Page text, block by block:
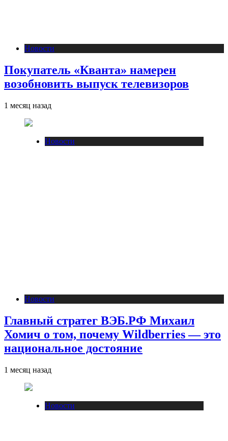
Новости
Покупатель «Кванта» намерен
возобновить выпуск телевизоров
1 месяц назад
Новости
Новости
Главный стратег ВЭБ.РФ Михаил
Хомич о том, почему Wildberries — это
национальное достояние
1 месяц назад
Новости